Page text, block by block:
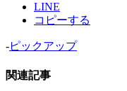
LINE
コピーする
-ピックアップ
関連記事